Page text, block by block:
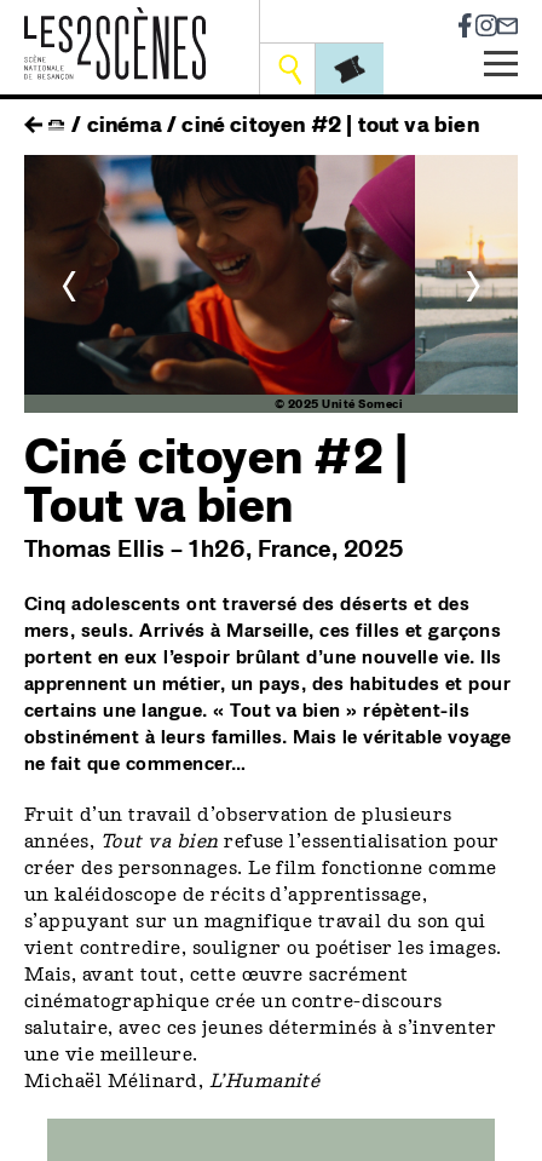
Skip
main
Outils
fil
d'ariane
cinéma ciné citoyen #2 | tout va bien
<
© 2025 Unité Someci
>
Ciné citoyen #2 |
Tout va bien
Thomas Ellis – 1h26, France, 2025
Cinq adolescents ont traversé des déserts et des
mers, seuls. Arrivés à Marseille, ces filles et garçons
portent en eux l’espoir brûlant d’une nouvelle vie. Ils
apprennent un métier, un pays, des habitudes et pour
certains une langue. « Tout va bien » répètent-ils
obstinément à leurs familles. Mais le véritable voyage
ne fait que commencer…
Fruit d’un travail d’observation de plusieurs
années, Tout va bienrefuse l’essentialisation pour
créer des personnages. Le film fonctionne comme
un kaléidoscope de récits d’apprentissage,
s’appuyant sur un magnifique travail du son qui
vient contredire, souligner ou poétiser les images.
Mais, avant tout, cette œuvre sacrément
cinématographique crée un contre-discours
salutaire, avec ces jeunes déterminés à s’inventer
une vie meilleure.
Michaël Mélinard, L’Humanité